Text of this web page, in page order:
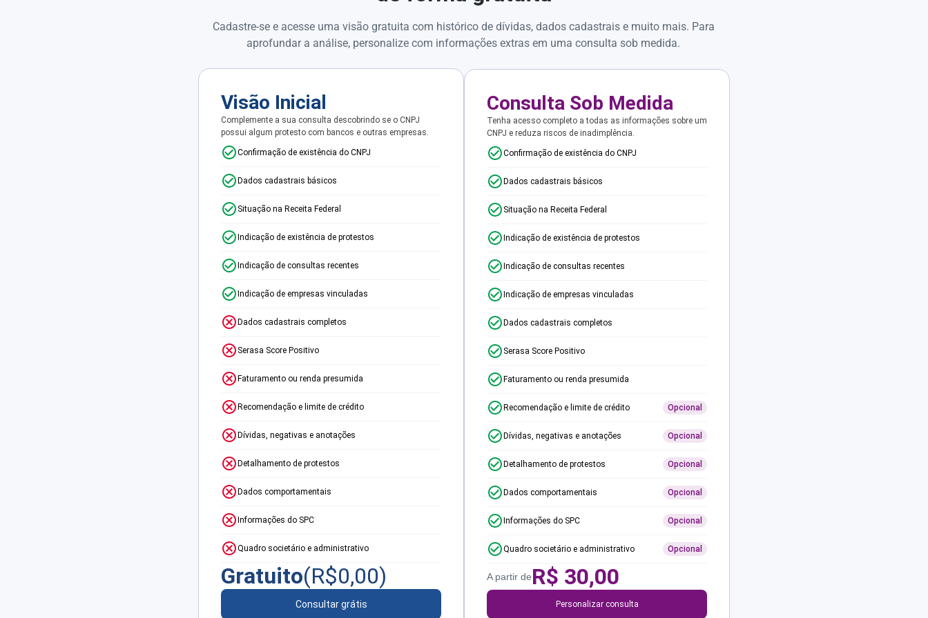
Cadastre-se e acesse uma visão gratuita com histórico de dívidas, dados cadastrais e muito mais. Para
aprofundar a análise, personalize com informações extras em uma consulta sob medida.
Visão Inicial
Complemente a sua consulta descobrindo se o CNPJ
possui algum protesto com bancos e outras empresas.
Confirmação de existência do CNPJ
Dados cadastrais básicos
Situação na Receita Federal
Indicação de existência de protestos
Indicação de consultas recentes
Indicação de empresas vinculadas
Dados cadastrais completos
Serasa Score Positivo
Faturamento ou renda presumida
Recomendação e limite de crédito
Dívidas, negativas e anotações
Detalhamento de protestos
Dados comportamentais
Informações do SPC
Quadro societário e administrativo
Gratuito(R$0,00)
Consultar grátis
Consulta Sob Medida
Tenha acesso completo a todas as informações sobre um
CNPJ e reduza riscos de inadimplência.
Confirmação de existência do CNPJ
Dados cadastrais básicos
Situação na Receita Federal
Indicação de existência de protestos
Indicação de consultas recentes
Indicação de empresas vinculadas
Dados cadastrais completos
Serasa Score Positivo
Faturamento ou renda presumida
Recomendação e limite de crédito Opcional
Dívidas, negativas e anotações Opcional
Detalhamento de protestos Opcional
Dados comportamentais Opcional
Informações do SPC Opcional
Quadro societário e administrativo Opcional
A partir deR$ 30,00
Personalizar consulta